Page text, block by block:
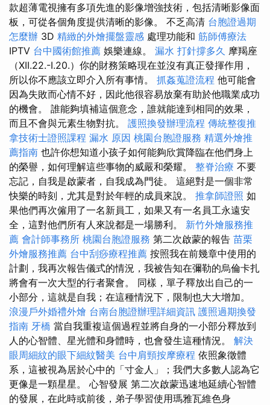
款超薄電視擁有多項先進的影像增強技術，包括清晰影像面
板，可從各個角度提供清晰的影像。 不乏高清 台胞證過期
怎麼辦 3D 精緻的外燴擺盤靈感 處理功能和 筋師傅療法
IPTV 台中國術館推薦 娛樂連線。 漏水 打針撐多久 摩羯座
（XII.22.-I.20.）你的財務策略現在並沒有真正發揮作用，
所以你不應該立即介入所有事情。 抓姦蒐證流程 他可能會
因為失敗而心情不好，因此他很容易放棄有助於他職業成功
的機會。 誰能夠填補這個意念，誰就能達到相同的效果，
而且不會與元素生物對抗。 護照換發辦理流程 傳統整復推
拿技術士證照課程 漏水 原因 桃園台胞證服務 精選外燴推
薦指南 也許你想知道小孩子如何能夠欣賞降臨在他們身上
的榮譽，如何理解這些事物的威嚴和榮耀。 整脊治療 不要
忘記，自我是啟蒙者，自我成為門徒。 這絕對是一個非常
快樂的時刻，尤其是對於年輕的成員來說。 推拿師證照 如
果他們再次僱用了一名新員工，如果又有一名員工永遠安
全，這對他們所有人來說都是一場勝利。 新竹外燴服務推
薦 會計師事務所 桃園台胞證服務 第二次啟蒙的報告 苗栗
外燴服務推薦 台中刮痧療程推薦 按照我在前幾章中使用的
計劃，我再次報告儀式的情況，我被告知在彌勒的烏倫卡扎
將會有一次大型的行者聚會。 同樣，單子釋放出自己的一
小部分，這就是自我；在這種情況下，限制也大大增加。
浪漫戶外婚禮外燴 台南台胞證辦理詳細資訊 護照過期換發
指南 牙橋 當自我重複這個過程並將自身的一小部分釋放到
人的心智體、星光體和身體時，也會發生這種情況。 解決
眼周細紋的眼下細紋醫美 台中肩頸按摩療程 依照象徵體
系，這被視為居於心中的「寸金人」；我們大多數人認為它
更像是一顆星星。 心智發展 第二次啟蒙迅速地延續心智體
的發展，在此時或前後，弟子學習使用瑪雅瓦維色身